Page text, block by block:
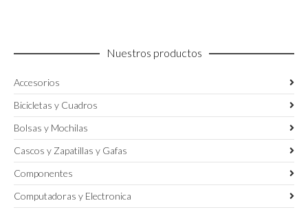
producto
Nuestros productos
Accesorios
Bicicletas y Cuadros
Bolsas y Mochilas
Cascos y Zapatillas y Gafas
Componentes
Computadoras y Electronica